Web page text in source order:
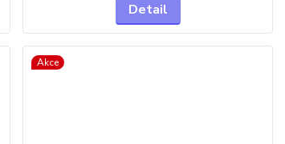
Detail
Akce